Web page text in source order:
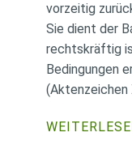
vorzeitig
Sie dient der
rechtskräftig
Bedingungen
(Aktenzeichen